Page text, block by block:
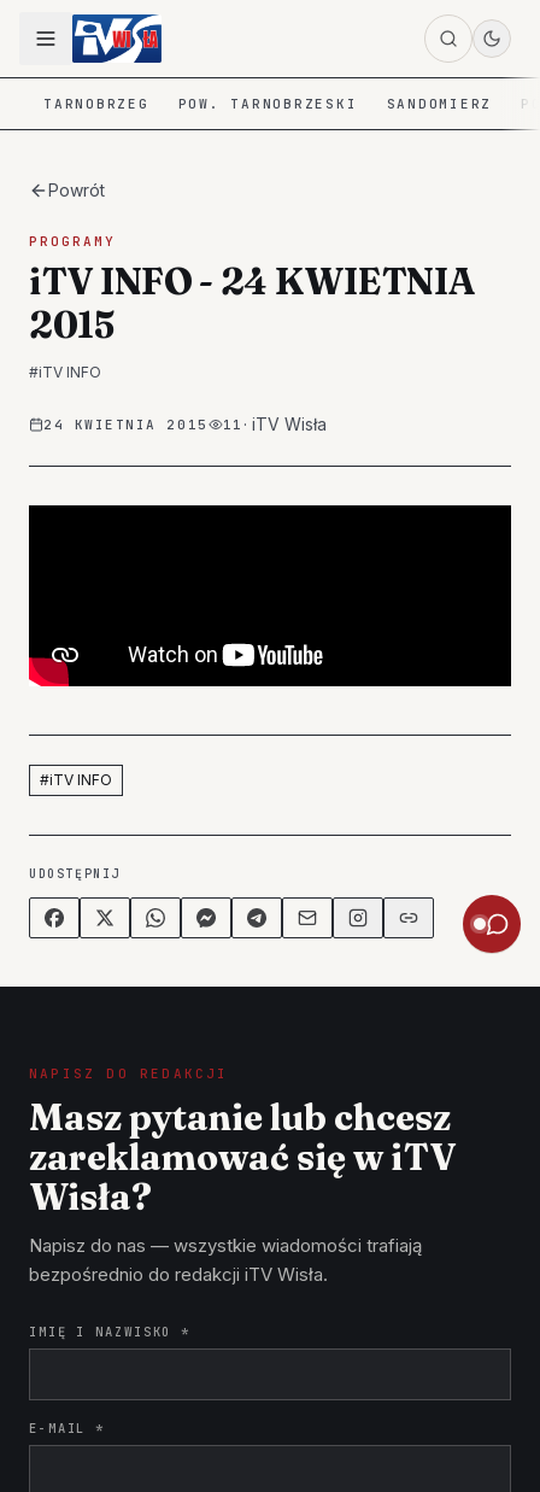
TARNOBRZEG POW. TARNOBRZESKI SANDOMIERZ
Powrót
PROGRAMY
iTV INFO - 24 KWIETNIA
2015
#iTV INFO
24 KWIETNIA 2015 11 · iTV Wisła
#iTV INFO
UDOSTĘPNIJ
NAPISZ DO REDAKCJI
Masz pytanie lub chcesz
zareklamować się w iTV
Wisła?
Napisz do nas — wszystkie wiadomości trafiają
bezpośrednio do redakcji iTV Wisła.
IMIĘ I NAZWISKO *
E-MAIL *